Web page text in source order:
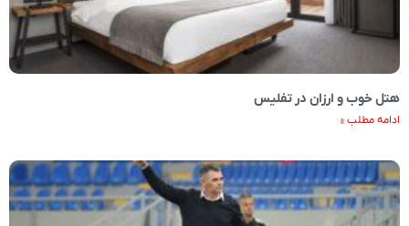
هتل خوب و ارزان در تفلیس
ادامه مطلب »